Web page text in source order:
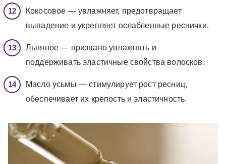
Кокосовое — увлажняет, предотвращает
выпадение и укрепляет ослабленные реснички.
Льняное — призвано увлажнять и
поддерживать эластичные свойства волосков.
Масло усьмы — стимулирует рост ресниц,
обеспечивает их крепость и эластичность.